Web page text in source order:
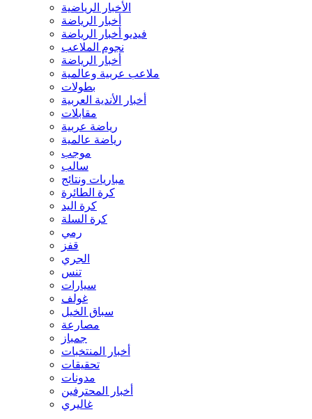
الأخبار الرياضية
أخبار الرياضة
فيديو أخبار الرياضة
نجوم الملاعب
أخبار الرياضة
ملاعب عربية وعالمية
بطولات
أخبار الأندية العربية
مقابلات
رياضة عربية
رياضة عالمية
موجب
سالب
مباريات ونتائج
كرة الطائرة
كرة اليد
كرة السلة
رمي
قفز
الجري
تنس
سيارات
غولف
سباق الخيل
مصارعة
جمباز
أخبار المنتخبات
تحقيقات
مدونات
أخبار المحترفين
غاليري